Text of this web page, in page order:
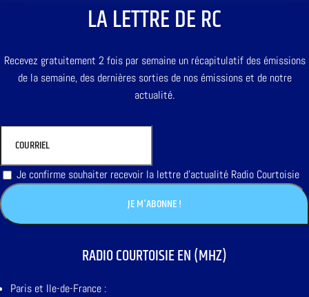
LA LETTRE DE RC
Recevez gratuitement 2 fois par semaine un récapitulatif des émissions
de la semaine, des dernières sorties de nos émissions et de notre
actualité.
Je confirme souhaiter recevoir la lettre d'actualité Radio Courtoisie
RADIO COURTOISIE EN (MHZ)
Paris et Ile-de-France :